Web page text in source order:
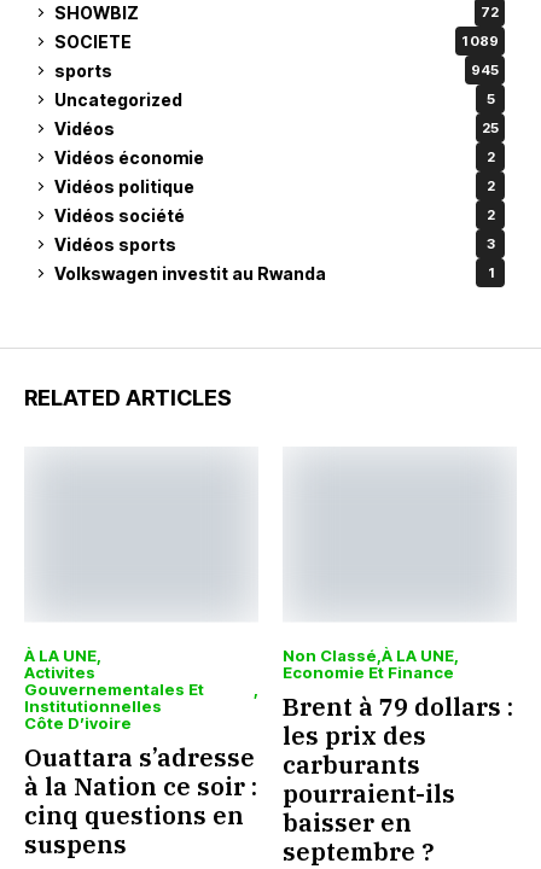
SHOWBIZ 72
SOCIETE 1 089
sports 945
Uncategorized 5
Vidéos 25
Vidéos économie 2
Vidéos politique 2
Vidéos société 2
Vidéos sports 3
Volkswagen investit au Rwanda 1
RELATED ARTICLES
À LA UNE
Activites
Gouvernementales Et
Institutionnelles
Côte D’ivoire
Ouattara s’adresse
à la Nation ce soir :
cinq questions en
suspens
Non Classé À LA UNE
Economie Et Finance
Brent à 79 dollars :
les prix des
carburants
pourraient-ils
baisser en
septembre ?